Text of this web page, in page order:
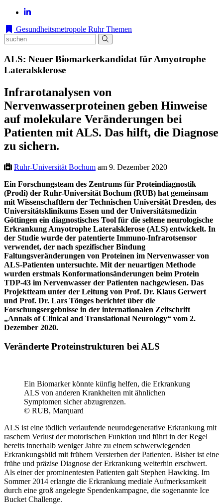
Gesundheitsmetropole Ruhr Themen
ALS: Neuer Biomarkerkandidat für Amyotrophe
Lateralsklerose
Infrarotanalysen von
Nervenwasserproteinen geben Hinweise
auf molekulare Veränderungen bei
Patienten mit ALS. Das hilft, die Diagnose
zu sichern.
Ruhr-Universität Bochum am 9. Dezember 2020
Ein Forschungsteam des Zentrums für Proteindiagnostik
(Prodi) der Ruhr-Universität Bochum (RUB) hat gemeinsam
mit Wissenschaftlern der Technischen Universität Dresden, des
Universitätsklinikums Essen und der Universitätsmedizin
Göttingen ein diagnostisches Tool für die seltene neurologische
Erkrankung Amyotrophe Lateralsklerose (ALS) entwickelt. In
der Studie wurde der patentierte Immuno-Infrarotsensor
verwendet, der nach spezifischer Bindung
Faltungsveränderungen von Proteinen im Nervenwasser von
ALS-Patienten untersuchte. Mit der neuartigen Methode
wurden erstmals Konformationsänderungen beim Protein
TDP-43 im Nervenwasser der Patienten nachgewiesen. Das
Projektteam unter der Leitung von Prof. Dr. Klaus Gerwert
und Prof. Dr. Lars Tönges berichtet über die
Forschungsergebnisse in der internationalen Zeitschrift
„Annals of Clinical and Translational Neurology“ vom 2.
Dezember 2020.
Veränderte Proteinstrukturen bei ALS
Ein Biomarker könnte künfig helfen, die Erkrankung
ALS von anderen Krankheiten mit ähnlichen
Symptomen sicher abzugrenzen.
© RUB, Marquard
ALS ist eine tödlich verlaufende neurodegenerative Erkrankung mit
raschem Verlust der motorischen Funktion und führt in der Regel
bereits innerhalb weniger Jahre zu einem schwerwiegenden
Erkrankungsbild mit frühem Versterben der Patienten. Bisher ist eine
frühe und präzise Diagnose der Erkrankung weiterhin erschwert.
Als einer der prominentesten Patienten galt Stephen Hawking. Im
Sommer 2014 erlangte die Erkrankung mediale Aufmerksamkeit
durch eine groß angelegte Spendenkampagne, die sogenannte Ice
Bucket Challenge.